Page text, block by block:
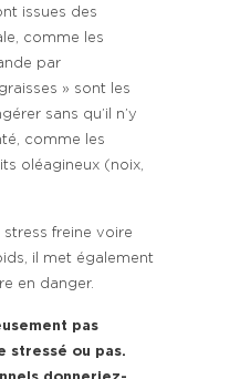
issues des
comme les
par
» sont les
sans qu’il n’y
comme les
oléagineux (noix,
freine voire
il met également
en danger.
pas
stressé ou pas.